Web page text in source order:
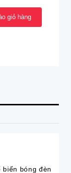
giỏ hàng
bóng đèn